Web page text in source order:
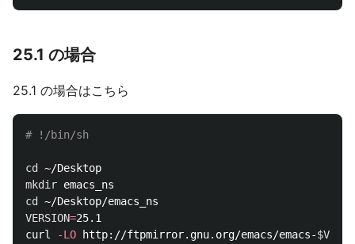
25.1 の場合
25.1 の場合はこちら
# !/bin/sh
cd
mkdir
cd
VERSION=25.1
curl
-LO http://ftpmirror.gnu.org/emacs/emacs-